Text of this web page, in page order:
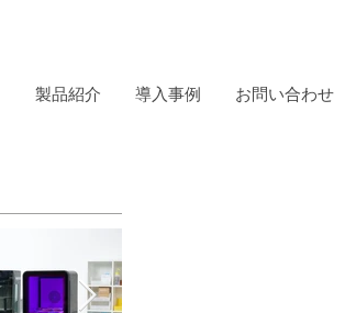
製品紹介 導入事例 お問い合わせ